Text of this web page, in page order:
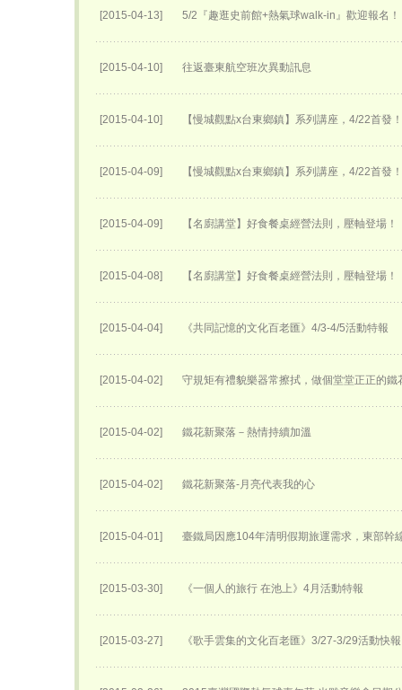
[2015-04-13] 5/2『趣逛史前館+熱氣球walk-in』歡迎報名！
[2015-04-10] 往返臺東航空班次異動訊息
[2015-04-10] 【慢城觀點x台東鄉鎮】系列講座，4/22首發
[2015-04-09] 【慢城觀點x台東鄉鎮】系列講座，4/22首發
[2015-04-09] 【名廚講堂】好食餐桌經營法則，壓軸登場！
[2015-04-08] 【名廚講堂】好食餐桌經營法則，壓軸登場！
[2015-04-04] 《共同記憶的文化百老匯》4/3-4/5活動特報
[2015-04-02] 守規矩有禮貌樂器常擦拭，做個堂堂正正的鐵
[2015-04-02] 鐵花新聚落－熱情持續加溫
[2015-04-02] 鐵花新聚落-月亮代表我的心
[2015-04-01] 臺鐵局因應104年清明假期旅運需求，東部幹
[2015-03-30] 《一個人的旅行 在池上》4月活動特報
[2015-03-27] 《歌手雲集的文化百老匯》3/27-3/29活動快報